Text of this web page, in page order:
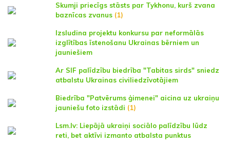
Skumji priecīgs stāsts par Tykhonu, kurš zvana
baznīcas zvanus (1)
Izsludina projektu konkursu par neformālās
izglītības īstenošanu Ukrainas bērniem un
jauniešiem
Ar SIF palīdzību biedrība "Tabitas sirds" sniedz
atbalstu Ukrainas civiliedzīvotājiem
Biedrība "Patvērums ģimenei" aicina uz ukraiņu
jauniešu foto izstādi (1)
Lsm.lv: Liepājā ukraiņi sociālo palīdzību lūdz
reti, bet aktīvi izmanto atbalsta punktus